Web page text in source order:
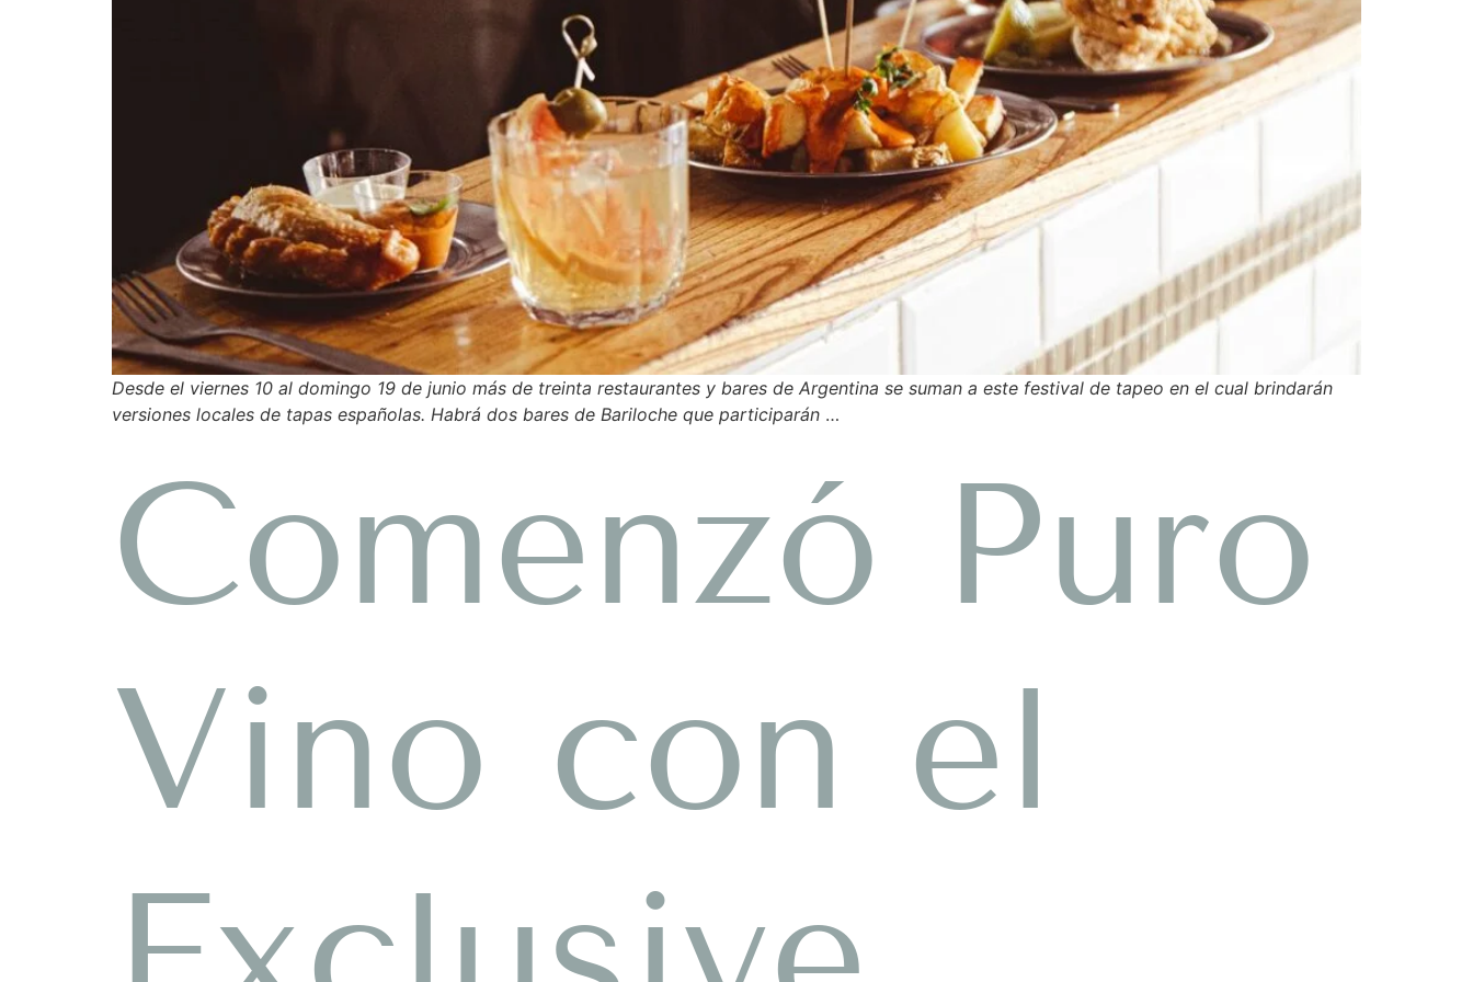
Desde el viernes 10 al domingo 19 de junio más de treinta restaurantes y bares de Argentina se suman a este festival de tapeo en el cual brindarán
versiones locales de tapas españolas. Habrá dos bares de Bariloche que participarán …
Comenzó Puro
Vino con el